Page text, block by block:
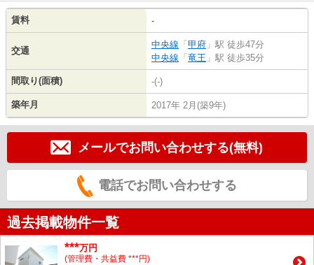
賃料 -
交通
中央線 「 甲府 」駅 徒歩47分
中央線 「 竜王 」駅 徒歩35分
間取り(面積) -(-)
築年月 2017年 2月(築9年)
メールでお問い合わせする(無料)
電話でお問い合わせする
過去掲載物件一覧
***万円
(管理費・共益費 ***円)